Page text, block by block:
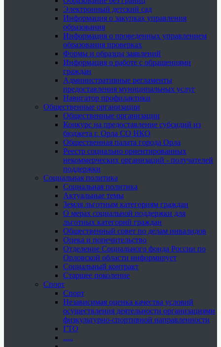
Электронный детский сад
Информация о закупках управления
образования
Информация о проведенных управлением
образования проверках
Формы и образцы заявлений
Информация о работе с обращениями
граждан
Административные регламенты
предоставления муниципальных услуг
Навигатор профилактики
Общественные организации
Общественные организации
Конкурс на предоставление субсидий из
бюджета г. Орла СО НКО
Общественная палата города Орла
Реестр социально ориентированных
некоммерческих организаций - получателей
поддержки
Социальная политика
Социальная политика
Актуальные темы
Земля льготным категориям граждан
О мерах социальной поддержки для
льготных категорий граждан
Общественный совет по делам инвалидов
Опека и попечительство
Отделение Социального фонда России по
Орловской области информирует
Социальный контракт
Старшее поколение
Спорт
Спорт
Независимая оценка качества условий
осуществления деятельности организациями
физкультурно-спортивной направленности
ГТО
.....